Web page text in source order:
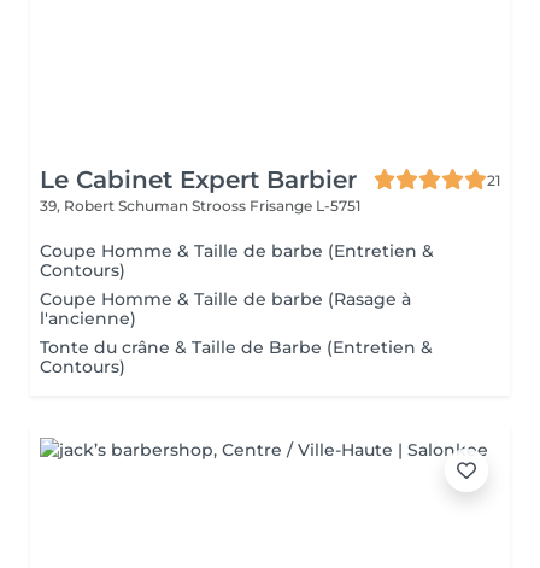
Le Cabinet Expert Barbier
21
39, Robert Schuman Strooss Frisange L-5751
Coupe Homme & Taille de barbe (Entretien &
Contours)
Coupe Homme & Taille de barbe (Rasage à
l'ancienne)
Tonte du crâne & Taille de Barbe (Entretien &
Contours)